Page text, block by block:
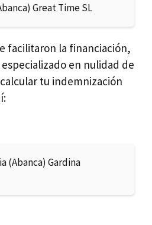
Great Time SL
facilitaron la financiación,
en nulidad de
tu indemnización
(Abanca) Gardina